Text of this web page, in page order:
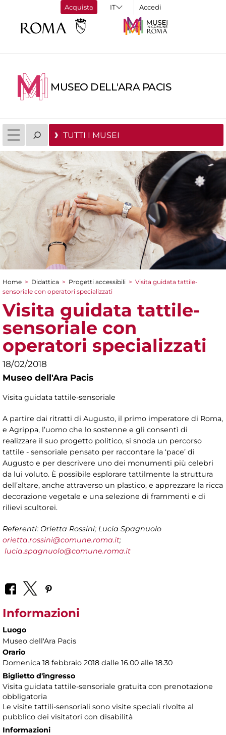
Acquista Accedi
MUSEO DELL'ARA PACIS
TUTTI I MUSEI
Tu sei qui
Home > Didattica > Progetti accessibili > Visita guidata tattile-
sensoriale con operatori specializzati
Visita guidata tattile-
sensoriale con
operatori specializzati
18/02/2018
Museo dell'Ara Pacis
Visita guidata tattile-sensoriale
A partire dai ritratti di Augusto, il primo imperatore di Roma,
e Agrippa, l’uomo che lo sostenne e gli consentì di
realizzare il suo progetto politico, si snoda un percorso
tattile - sensoriale pensato per raccontare la ‘pace’ di
Augusto e per descrivere uno dei monumenti più celebri
da lui voluto. È possibile esplorare tattilmente la struttura
dell’altare, anche attraverso un plastico, e apprezzare la ricca
decorazione vegetale e una selezione di frammenti e di
rilievi scultorei.
Referenti: Orietta Rossini; Lucia Spagnuolo
orietta.rossini@comune.roma.it;
lucia.spagnuolo@comune.roma.it
Informazioni
Luogo
Museo dell'Ara Pacis
Orario
Domenica 18 febbraio 2018 dalle 16.00 alle 18.30
Biglietto d'ingresso
Visita guidata tattile-sensoriale gratuita con prenotazione
obbligatoria
Le visite tattili-sensoriali sono visite speciali rivolte al
pubblico dei visitatori con disabilità
Informazioni